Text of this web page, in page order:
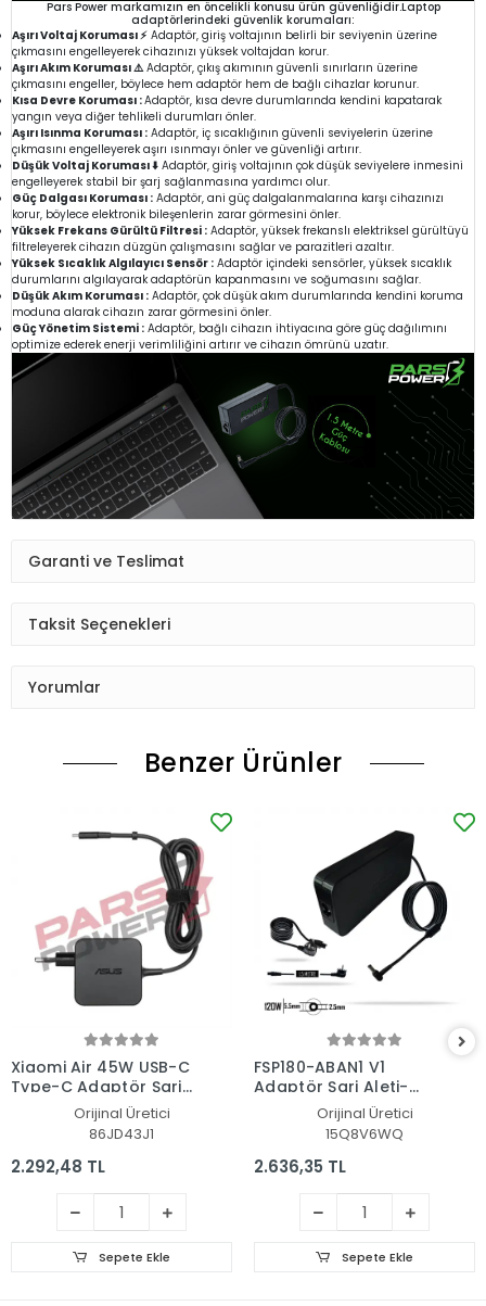
Pars Power markamızın en öncelikli konusu ürün güvenliğidir.Laptop
adaptörlerindeki güvenlik korumaları:
Aşırı Voltaj Koruması ⚡ Adaptör, giriş voltajının belirli bir seviyenin üzerine
çıkmasını engelleyerek cihazınızı yüksek voltajdan korur.
Aşırı Akım Koruması ⚠️Adaptör, çıkış akımının güvenli sınırların üzerine
çıkmasını engeller, böylece hem adaptör hem de bağlı cihazlar korunur.
Kısa Devre Koruması :Adaptör, kısa devre durumlarında kendini kapatarak
yangın veya diğer tehlikeli durumları önler.
Aşırı Isınma Koruması : Adaptör, iç sıcaklığının güvenli seviyelerin üzerine
çıkmasını engelleyerek aşırı ısınmayı önler ve güvenliği artırır.
Düşük Voltaj Koruması ⬇️ Adaptör, giriş voltajının çok düşük seviyelere inmesini
engelleyerek stabil bir şarj sağlanmasına yardımcı olur.
Güç Dalgası Koruması : Adaptör, ani güç dalgalanmalarına karşı cihazınızı
korur, böylece elektronik bileşenlerin zarar görmesini önler.
Yüksek Frekans Gürültü Filtresi : Adaptör, yüksek frekanslı elektriksel gürültüyü
filtreleyerek cihazın düzgün çalışmasını sağlar ve parazitleri azaltır.
Yüksek Sıcaklık Algılayıcı Sensör : Adaptör içindeki sensörler, yüksek sıcaklık
durumlarını algılayarak adaptörün kapanmasını ve soğumasını sağlar.
Düşük Akım Koruması : Adaptör, çok düşük akım durumlarında kendini koruma
moduna alarak cihazın zarar görmesini önler.
Güç Yönetim Sistemi : Adaptör, bağlı cihazın ihtiyacına göre güç dağılımını
optimize ederek enerji verimliliğini artırır ve cihazın ömrünü uzatır.
Garanti ve Teslimat
Taksit Seçenekleri
Yorumlar
Benzer Ürünler
Xiaomi Air 45W USB-C
Type-C Adaptör Şarj
Aleti-CihazıOrijinal Üretici
86JD43J1
2.292,48 TL
Sepete Ekle
FSP180-ABAN1 V1
Adaptör Şarj Aleti-
Orijinal Üretici
15Q8V6WQ
2.636,35 TL
Sepete Ekle